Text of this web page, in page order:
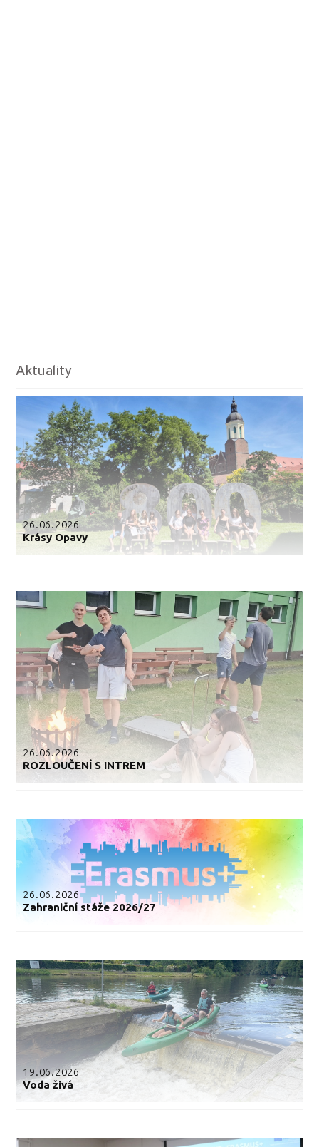
Aktuality
26.06.2026
Krásy Opavy
26.06.2026
ROZLOUČENÍ S INTREM
26.06.2026
Zahraniční stáže 2026/27
19.06.2026
Voda živá